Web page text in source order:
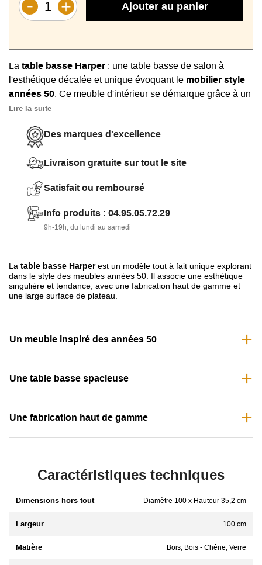
Ajouter au panier
La table basse Harper : une table basse de salon à
l'esthétique décalée et unique évoquant le mobilier style
années 50. Ce meuble d'intérieur se démarque grâce à un
piétement
Cette table basse, de la
surface avec son plateau de forme ronde et de
diamètre
Vous bénéficiez là d'un produit à la
gamme
avec un plateau épais en verre et un pied très
robuste en chêne massif.
Lire la suite
Des marques d'excellence
Livraison gratuite sur tout le site
Satisfait ou remboursé
Info produits : 04.95.05.72.29
9h-19h, du lundi au samedi
La table basse Harperest un modèle tout à fait unique explorant
dans le style des meubles années 50. Il associe une esthétique
singulière et tendance, avec une fabrication haut de gamme et
une large surface de plateau.
Un meuble inspiré des années 50
Une table basse spacieuse
Une fabrication haut de gamme
Caractéristiques techniques
Dimensions hors tout Diamètre 100 x Hauteur 35,2 cm
Largeur 100 cm
Matière Bois, Bois - Chêne, Verre